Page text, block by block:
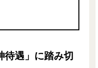
待遇」に踏み切